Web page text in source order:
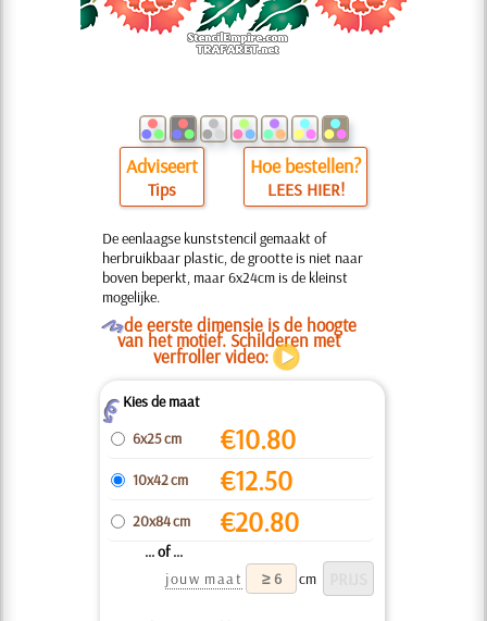
Adviseert
Tips
Hoe bestellen?
LEES HIER!
De eenlaagse kunststencil gemaakt of
herbruikbaar plastic, de grootte is niet naar
boven beperkt, maar 6x24cm is de kleinst
mogelijke.
Ode eerste dimensie is de hoogte
van het motief. Schilderen met
verfroller video:
ZKies de maat
6x25 cm
€10.80
10x42 cm €12.50
20x84 cm €20.80
... of ...
jouw maat
cm